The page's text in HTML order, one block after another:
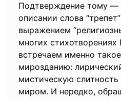
Подтверждение тому —
описании слова
выражением
многих
встречаем именно
мирозданию:
мистическую
миром. И нередко,